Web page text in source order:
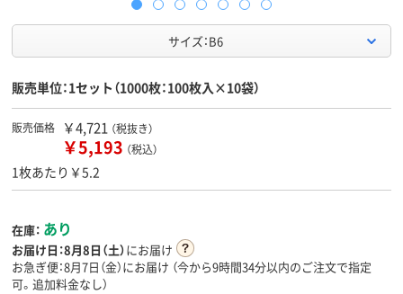
サイズ：B6
販売単位：1セット（1000枚：100枚入×10袋）
販売価格 ￥4,721 （税抜き）
￥5,193 （税込）
1枚あたり￥5.2
在庫： あり
お届け日：8月8日（土）にお届け
お急ぎ便：8月7日（金）にお届け （今から9時間34分以内のご注文で指定
可。追加料金なし）